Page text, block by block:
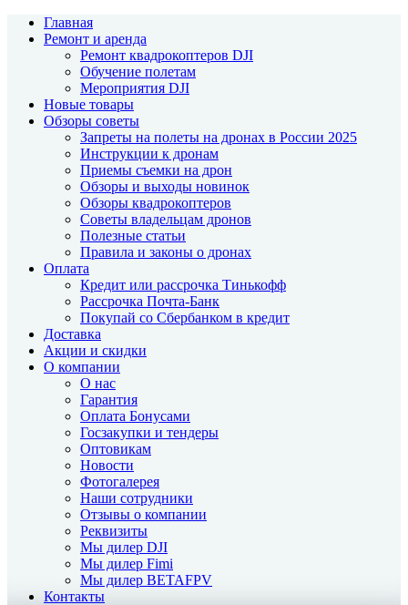
Главная
Ремонт и аренда
Ремонт квадрокоптеров DJI
Обучение полетам
Мероприятия DJI
Новые товары
Обзоры советы
Запреты на полеты на дронах в России 2025
Инструкции к дронам
Приемы съемки на дрон
Обзоры и выходы новинок
Обзоры квадрокоптеров
Советы владельцам дронов
Полезные статьи
Правила и законы о дронах
Оплата
Кредит или рассрочка Тинькофф
Рассрочка Почта-Банк
Покупай со Сбербанком в кредит
Доставка
Акции и скидки
О компании
О нас
Гарантия
Оплата Бонусами
Госзакупки и тендеры
Оптовикам
Новости
Фотогалерея
Наши сотрудники
Отзывы о компании
Реквизиты
Мы дилер DJI
Мы дилер Fimi
Мы дилер BETAFPV
Контакты